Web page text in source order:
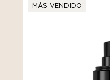
MÁS VENDIDO